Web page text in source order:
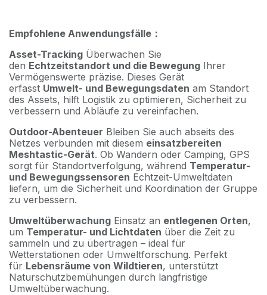
Empfohlene Anwendungsfälle：
Asset-Tracking Überwachen Sie
den Echtzeitstandort und die Bewegung Ihrer
Vermögenswerte präzise. Dieses Gerät
erfasst Umwelt- und Bewegungsdaten am Standort
des Assets, hilft Logistik zu optimieren, Sicherheit zu
verbessern und Abläufe zu vereinfachen.
Outdoor-Abenteuer Bleiben Sie auch abseits des
Netzes verbunden mit diesem einsatzbereiten
Meshtastic-Gerät. Ob Wandern oder Camping, GPS
sorgt für Standortverfolgung, während Temperatur-
und Bewegungssensoren Echtzeit-Umweltdaten
liefern, um die Sicherheit und Koordination der Gruppe
zu verbessern.
Umweltüberwachung Einsatz an entlegenen Orten,
um Temperatur- und Lichtdaten über die Zeit zu
sammeln und zu übertragen – ideal für
Wetterstationen oder Umweltforschung. Perfekt
für Lebensräume von Wildtieren, unterstützt
Naturschutzbemühungen durch langfristige
Umweltüberwachung.